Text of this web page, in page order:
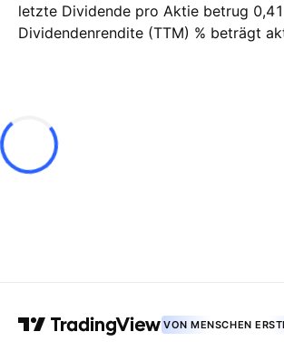
letzte Dividende pro Aktie betrug 0,41
Dividendenrendite (TTM) % beträgt
VON MENSCHEN